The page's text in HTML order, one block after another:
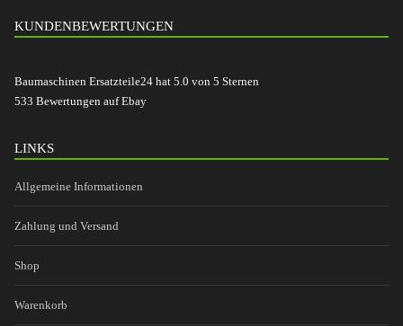
KUNDENBEWERTUNGEN
Baumaschinen Ersatzteile24 hat 5.0 von 5 Sternen
533 Bewertungen auf Ebay
LINKS
Allgemeine Informationen
Zahlung und Versand
Shop
Warenkorb